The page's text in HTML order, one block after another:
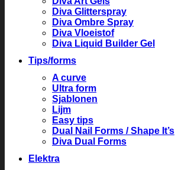
Diva Glitterspray
Diva Ombre Spray
Diva Vloeistof
Diva Liquid Builder Gel
Tips/forms
A curve
Ultra form
Sjablonen
Lijm
Easy tips
Dual Nail Forms / Shape It’s
Diva Dual Forms
Elektra